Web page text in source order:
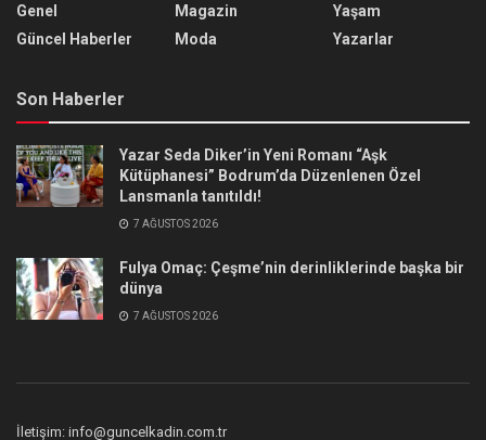
Genel
Güncel Haberler
Magazin
Moda
Yaşam
Yazarlar
Son Haberler
Yazar Seda Diker’in Yeni Romanı “Aşk
Kütüphanesi” Bodrum’da Düzenlenen Özel
Lansmanla tanıtıldı!
7 AĞUSTOS 2026
Fulya Omaç: Çeşme’nin derinliklerinde başka bir
dünya
7 AĞUSTOS 2026
İletişim: info@guncelkadin.com.tr